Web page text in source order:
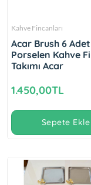
Kahve Fincanları
Acar Brush 6 Adet
Porselen Kahve
Takımı Acar
1.450,00TL
Sepete Ekle